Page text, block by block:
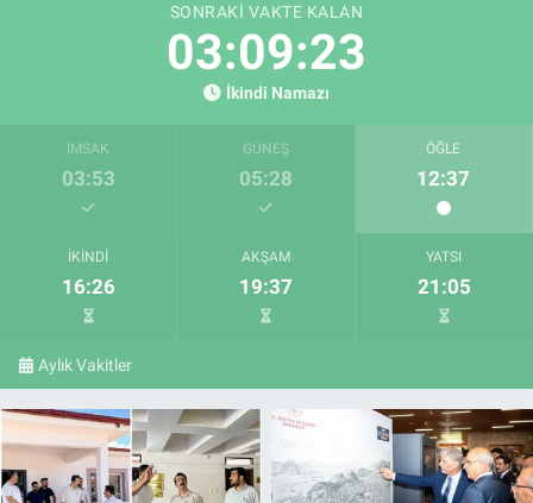
SONRAKI VAKTE KALAN
03:09:22
İkindi Namazı
İMSAK
03:53
GÜNEŞ
05:28
ÖĞLE
12:37
İKINDI
16:26
AKŞAM
19:37
YATSI
21:05
Aylık Vakitler